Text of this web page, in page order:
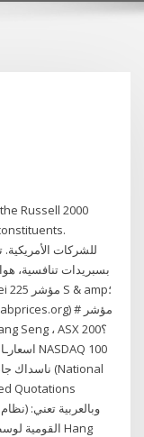
Russell 2000
بسبريدات تنافسية،
Quotations